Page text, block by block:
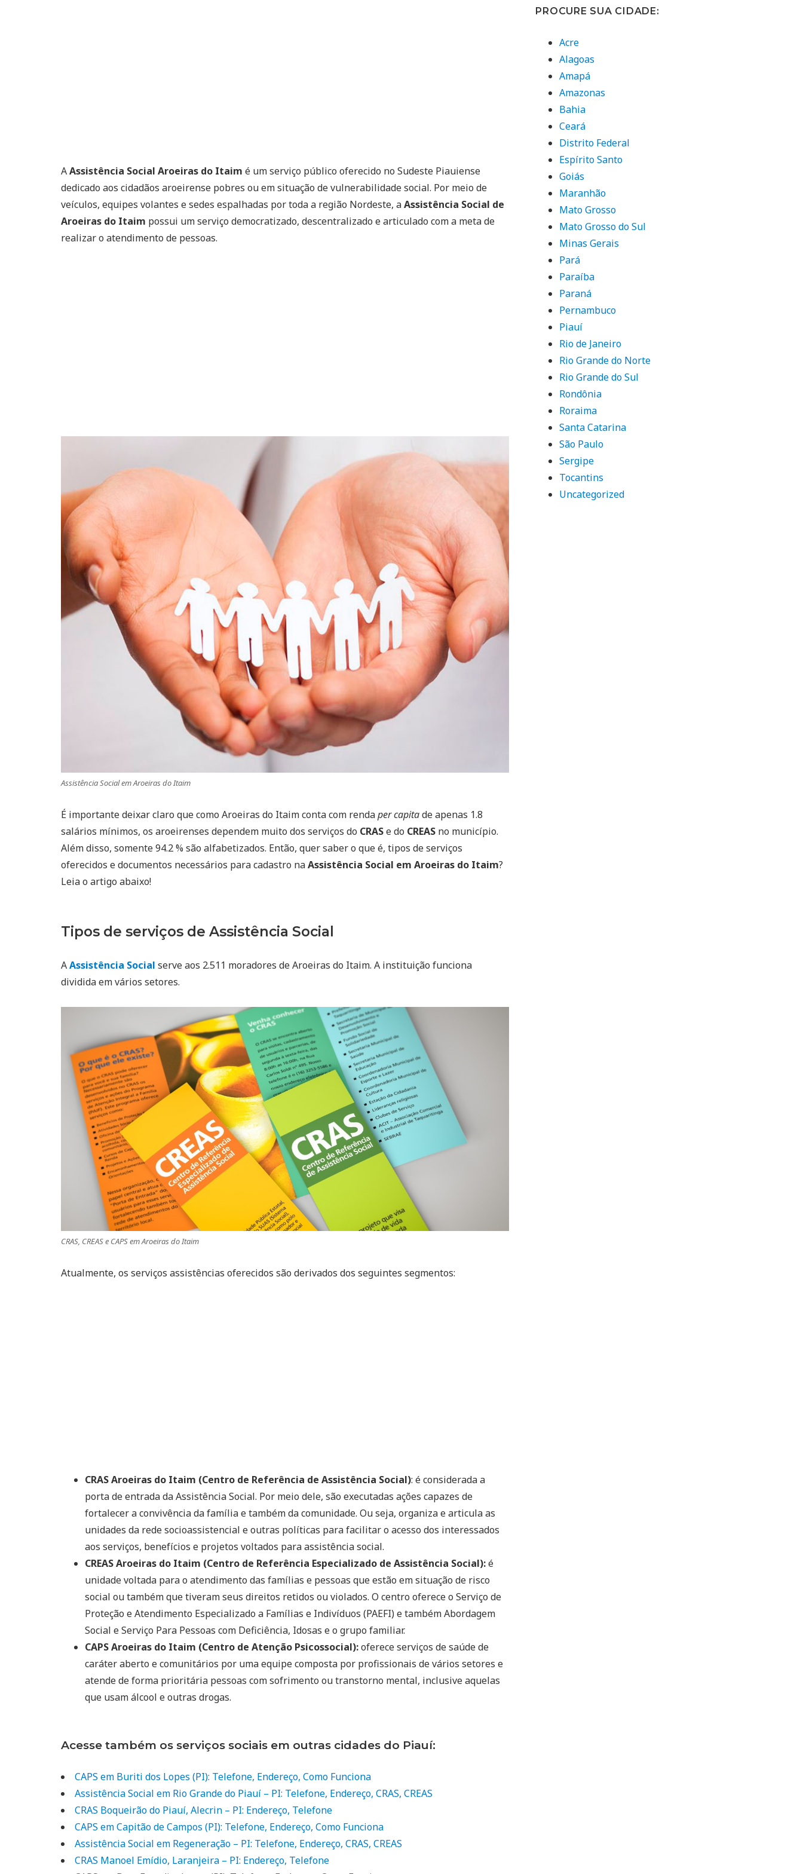
AAssistência Social Aroeiras do Itaim é um serviço público oferecido no Sudeste Piauiense
dedicado aos cidadãos aroeirense pobres ou em situação de vulnerabilidade social. Por meio de
veículos, equipes volantes e sedes espalhadas por toda a região Nordeste, aAssistência Social de
Aroeiras do Itaim possui um serviço democratizado, descentralizado e articulado com a meta de
realizar o atendimento de pessoas.
Assistência Social em Aroeiras do Itaim
É importante deixar claro que como Aroeiras do Itaim conta com rendaper capitade apenas 1.8
salários mínimos, os aroeirenses dependem muito dos serviços do CRASe do CREAS no município.
Além disso, somente 94.2 % são alfabetizados. Então, quer saber o que é, tipos de serviços
oferecidos e documentos necessários para cadastro naAssistência Social em Aroeiras do Itaim?
Leia o artigo abaixo!
Tipos de serviços de Assistência Social
AAssistência Social serve aos 2.511 moradores de Aroeiras do Itaim. A instituição funciona
dividida em vários setores.
CRAS, CREAS e CAPS em Aroeiras do Itaim
Atualmente, os serviços assistências oferecidos são derivados dos seguintes segmentos:
CRAS Aroeiras do Itaim (Centro de Referência de Assistência Social): é considerada a
porta de entrada da Assistência Social. Por meio dele, são executadas ações capazes de
fortalecer a convivência da família e também da comunidade. Ou seja, organiza e articula as
unidades da rede socioassistencial e outras políticas para facilitar o acesso dos interessados
aos serviços, benefícios e projetos voltados para assistência social.
CREAS Aroeiras do Itaim (Centro de Referência Especializado de Assistência Social):é
unidade voltada para o atendimento das famílias e pessoas que estão em situação de risco
social ou também que tiveram seus direitos retidos ou violados. O centro oferece o Serviço de
Proteção e Atendimento Especializado a Famílias e Indivíduos (PAEFI) e também Abordagem
Social e Serviço Para Pessoas com Deficiência, Idosas e o grupo familiar.
CAPS Aroeiras do Itaim (Centro de Atenção Psicossocial):oferece serviços de saúde de
caráter aberto e comunitários por uma equipe composta por profissionais de vários setores e
atende de forma prioritária pessoas com sofrimento ou transtorno mental, inclusive aquelas
que usam álcool e outras drogas.
Acesse também os serviços sociais em outras cidades do Piauí:
CAPS em Buriti dos Lopes (PI): Telefone, Endereço, Como Funciona
Assistência Social em Rio Grande do Piauí – PI: Telefone, Endereço, CRAS, CREAS
CRAS Boqueirão do Piauí, Alecrin – PI: Endereço, Telefone
CAPS em Capitão de Campos (PI): Telefone, Endereço, Como Funciona
Assistência Social em Regeneração – PI: Telefone, Endereço, CRAS, CREAS
CRAS Manoel Emídio, Laranjeira – PI: Endereço, Telefone
PROCURE SUA CIDADE:
Acre
Alagoas
Amapá
Amazonas
Bahia
Ceará
Distrito Federal
Espírito Santo
Goiás
Maranhão
Mato Grosso
Mato Grosso do Sul
Minas Gerais
Pará
Paraíba
Paraná
Pernambuco
Piauí
Rio de Janeiro
Rio Grande do Norte
Rio Grande do Sul
Rondônia
Roraima
Santa Catarina
São Paulo
Sergipe
Tocantins
Uncategorized